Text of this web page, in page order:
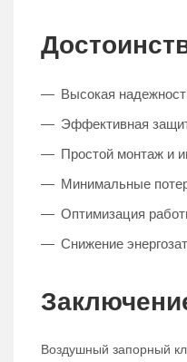
Высокая
Эффективная
Простой монтаж и
Минимальные
Оптимизация
Снижение
Воздушный запорный